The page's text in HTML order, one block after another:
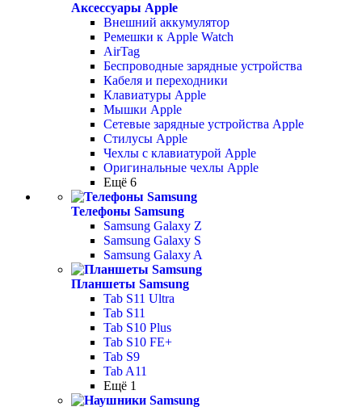
Аксессуары Apple
Внешний аккумулятор
Ремешки к Apple Watch
AirTag
Беспроводные зарядные устройства
Кабеля и переходники
Клавиатуры Apple
Мышки Apple
Сетевые зарядные устройства Apple
Стилусы Apple
Чехлы с клавиатурой Apple
Оригинальные чехлы Apple
Ещё 6
Телефоны Samsung
Samsung Galaxy Z
Samsung Galaxy S
Samsung Galaxy A
Планшеты Samsung
Tab S11 Ultra
Tab S11
Tab S10 Plus
Tab S10 FE+
Tab S9
Tab A11
Ещё 1